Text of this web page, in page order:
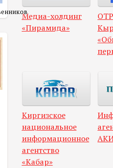
Медиа-холдинг
«Пирамида»
Киргизское
национальное
информационное
агентство
«Кабар»